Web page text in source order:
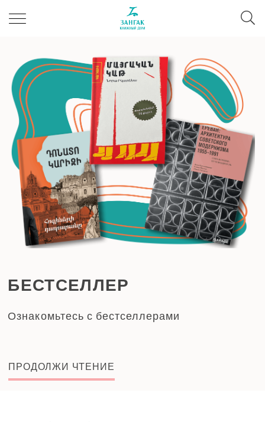
БЕСТСЕЛЛЕР
Ознакомьтесь с бестселлерами
ПРОДОЛЖИ ЧТЕНИЕ